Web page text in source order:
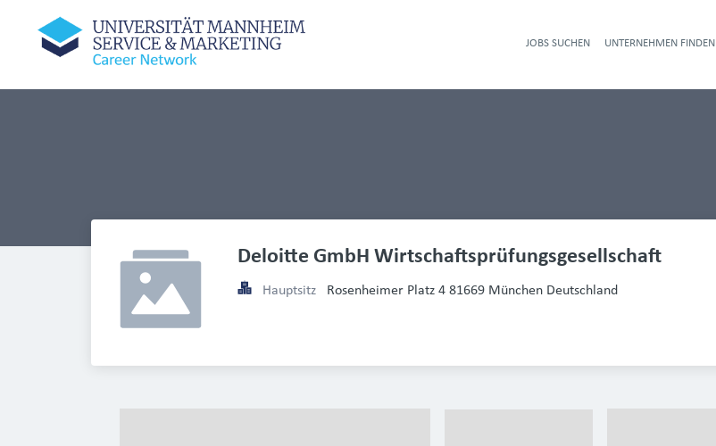
JOBS SUCHEN UNTERNEHMEN FINDEN
Deloitte GmbH Wirtschaftsprüfungsgesellschaft
Hauptsitz Rosenheimer Platz 4 81669 München Deutschland